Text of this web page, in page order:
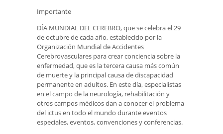
Importante
DÍA MUNDIAL DEL CEREBRO, que se celebra el 29
de octubre de cada año, establecido por la
Organización Mundial de Accidentes
Cerebrovasculares para crear conciencia sobre la
enfermedad, que es la tercera causa más común
de muerte y la principal causa de discapacidad
permanente en adultos. En este día, especialistas
en el campo de la neurología, rehabilitación y
otros campos médicos dan a conocer el problema
del ictus en todo el mundo durante eventos
especiales, eventos, convenciones y conferencias.